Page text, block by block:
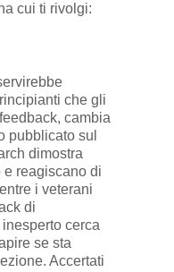
cui ti rivolgi:
che gli
cambia
pubblicato sul
dimostra
reagiscano di
i veterani
di
cerca
se sta
Accertati